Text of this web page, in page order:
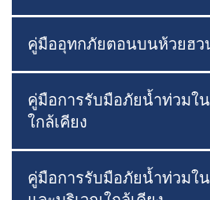
คู่มืออุทกภัยตอนบนห้วยฮว
คู่มือการรับมือภัยน้ำท่วมใ
ใกล้เคียง
คู่มือการรับมือภัยน้ำท่วมใ